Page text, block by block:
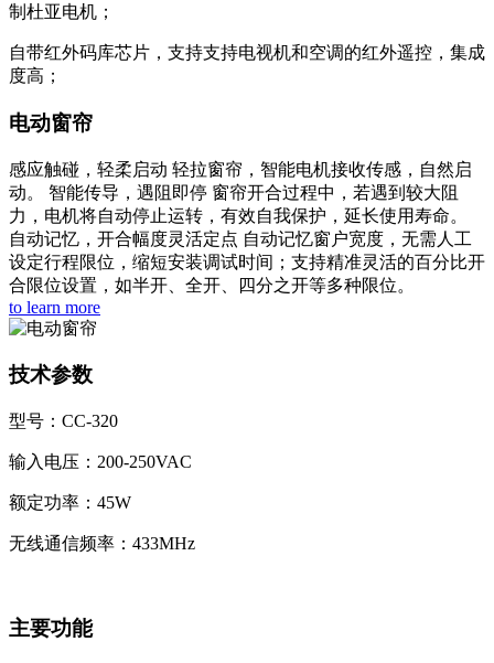
制杜亚电机；
自带红外码库芯片，支持支持电视机和空调的红外遥控，集成
度高；
电动窗帘
感应触碰，轻柔启动 轻拉窗帘，智能电机接收传感，自然启
动。 智能传导，遇阻即停 窗帘开合过程中，若遇到较大阻
力，电机将自动停止运转，有效自我保护，延长使用寿命。
自动记忆，开合幅度灵活定点 自动记忆窗户宽度，无需人工
设定行程限位，缩短安装调试时间；支持精准灵活的百分比开
合限位设置，如半开、全开、四分之开等多种限位。
to learn more
技术参数
型号：CC-320
输入电压：200-250VAC
额定功率：45W
无线通信频率：433MHz
主要功能